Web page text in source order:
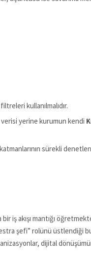
kullanılmalıdır.
yerine kurumun kendi
sürekli
iş akışı mantığı
şefi” rolünü
dijital